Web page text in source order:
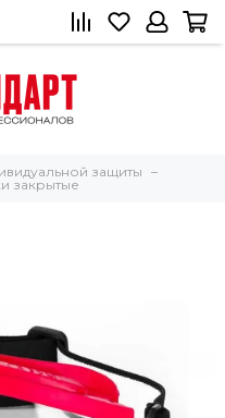
защиты
закрытые